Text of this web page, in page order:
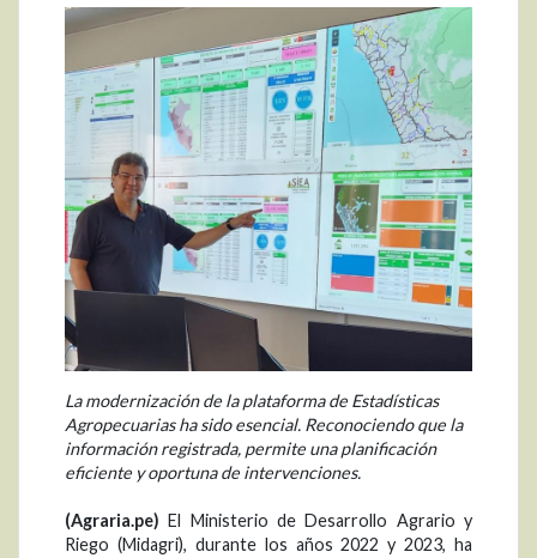
La modernización de la plataforma de Estadísticas
Agropecuarias ha sido esencial. Reconociendo que la
información registrada, permite una planificación
eficiente y oportuna de intervenciones.
(Agraria.pe) El Ministerio de Desarrollo Agrario y
Riego (Midagri), durante los años 2022 y 2023, ha